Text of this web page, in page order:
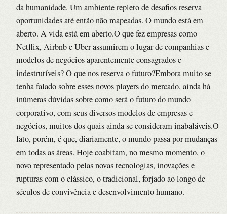
da humanidade. Um ambiente repleto de desafios reserva
oportunidades até então não mapeadas. O mundo está em
aberto. A vida está em aberto.O que fez empresas como
Netflix, Airbnb e Uber assumirem o lugar de companhias e
modelos de negócios aparentemente consagrados e
indestrutíveis? O que nos reserva o futuro?Embora muito se
tenha falado sobre esses novos players do mercado, ainda há
inúmeras dúvidas sobre como será o futuro do mundo
corporativo, com seus diversos modelos de empresas e
negócios, muitos dos quais ainda se consideram inabaláveis.O
fato, porém, é que, diariamente, o mundo passa por mudanças
em todas as áreas. Hoje coabitam, no mesmo momento, o
novo representado pelas novas tecnologias, inovações e
rupturas com o clássico, o tradicional, forjado ao longo de
séculos de convivência e desenvolvimento humano.